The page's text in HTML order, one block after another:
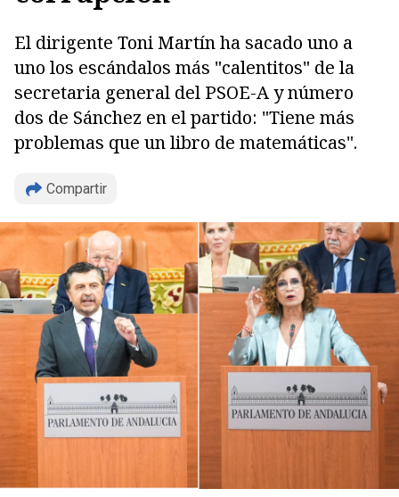
El dirigente Toni Martín ha sacado uno a
uno los escándalos más "calentitos" de la
secretaria general del PSOE-A y número
dos de Sánchez en el partido: "Tiene más
problemas que un libro de matemáticas".
Compartir